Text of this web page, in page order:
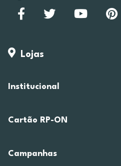
Lojas
Institucional
Cartão RP-ON
Campanhas